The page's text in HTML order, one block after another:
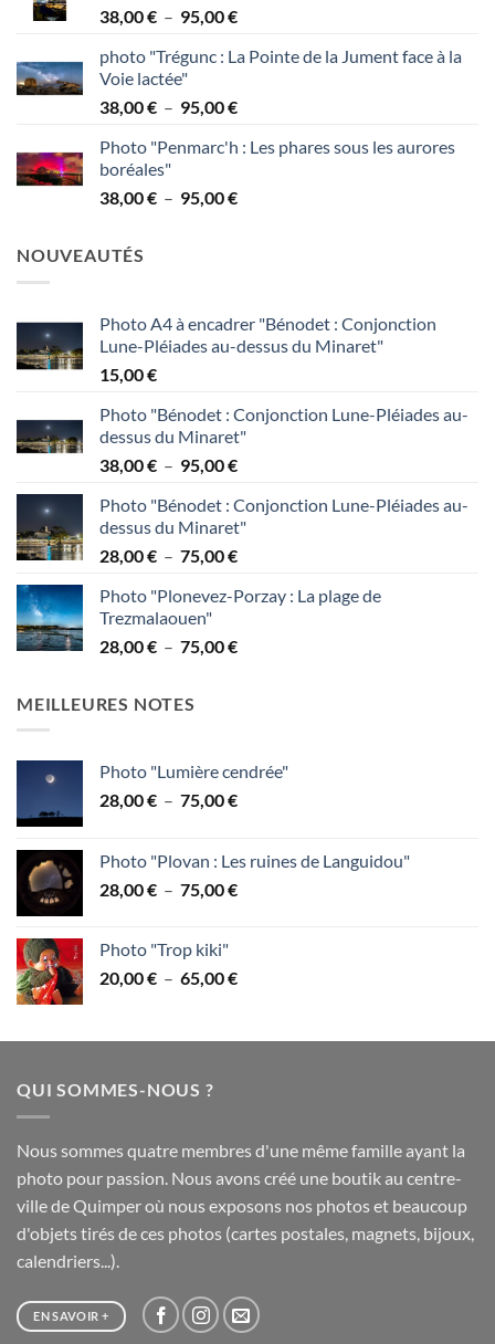
à
38,00€ – 95,00€Plage
prix :
à
photo "Trégunc : La Pointe de la Jument face à la
Voie lactée"
38,00€ – 95,00€Plage
prix :
à
Photo "Penmarc'h : Les phares sous les aurores
boréales"
38,00€ – 95,00€Plage
NOUVEAUTÉS
Photo A4 à encadrer "Bénodet : Conjonction
Lune-Pléiades au-dessus du Minaret"
15,00€
Photo "Bénodet : Conjonction Lune-Pléiades au-
dessus du Minaret"
38,00€ – 95,00€Plage
prix :
38,00 €
à
Photo "Bénodet : Conjonction Lune-Pléiades au-
dessus du Minaret"
28,00€ – 75,00€Plage
prix :
à
Photo "Plonevez-Porzay : La plage de
Trezmalaouen"
28,00€ – 75,00€Plage
MEILLEURES NOTES
Photo "Lumière cendrée"
28,00€ – 75,00€Plage
28,00 €
à
Photo "Plovan : Les ruines de Languidou"
28,00€ – 75,00€Plage
à
Photo "Trop kiki"
20,00€ – 65,00€Plage
20,00 €
QUI SOMMES-NOUS ?
Nous sommes quatre membres d'une même famille ayant la
photo pour passion. Nous avons créé une boutik au centre-
ville de Quimper où nous exposons nos photos et beaucoup
d'objets tirés de ces photos (cartes postales, magnets, bijoux,
calendriers...).
EN SAVOIR +